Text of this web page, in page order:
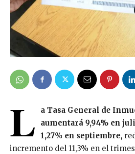
L
a Tasa General de
aumentará 9,94% en
1,27% en septiembre,
incremento del 11,3% en el